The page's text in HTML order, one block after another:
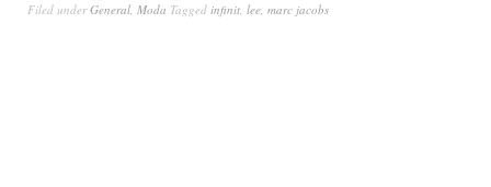
Filed underGeneral, Moda Tagged infinit, lee, marc jacobs